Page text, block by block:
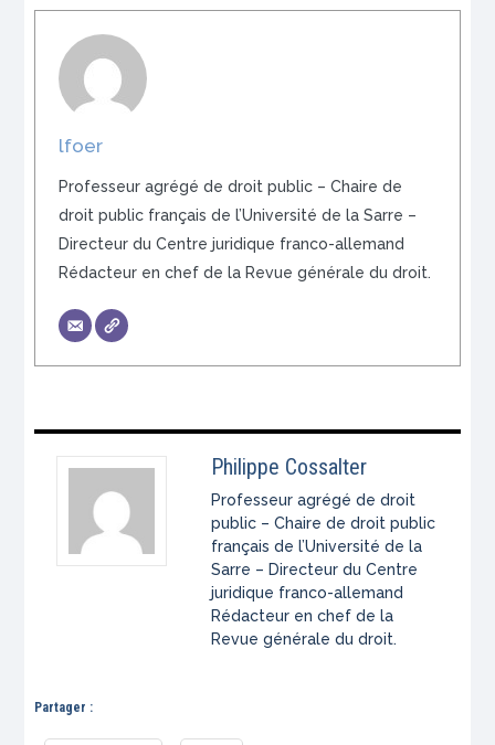
lfoer
Professeur agrégé de droit public – Chaire de
droit public français de l’Université de la Sarre –
Directeur du Centre juridique franco-allemand
Rédacteur en chef de la Revue générale du droit.
Philippe Cossalter
Professeur agrégé de droit
public – Chaire de droit public
français de l’Université de la
Sarre – Directeur du Centre
juridique franco-allemand
Rédacteur en chef de la
Revue générale du droit.
Partager :